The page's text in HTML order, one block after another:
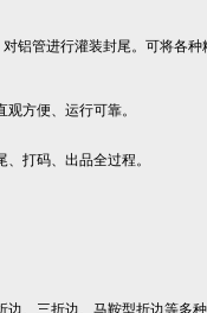
管进行灌装封尾。可将各种
方便、运行可靠。
打码、出品全过程。
、三折边、马鞍型折边等多种